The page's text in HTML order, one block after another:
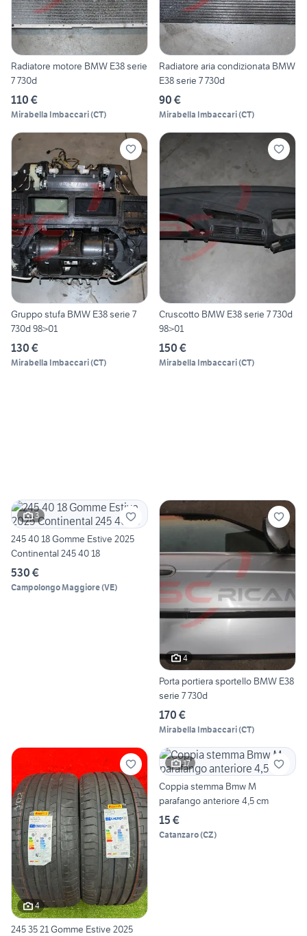
Radiatore motore BMW E38 serie
7 730d
110 €
Mirabella Imbaccari(CT)
Radiatore aria condizionata BMW
E38 serie 7 730d
90 €
Mirabella Imbaccari(CT)
Gruppo stufa BMW E38 serie 7
730d 98>01
130 €
Mirabella Imbaccari(CT)
Cruscotto BMW E38 serie 7 730d
98>01
150 €
Mirabella Imbaccari(CT)
3
245 40 18 Gomme Estive 2025
Continental 245 40 18
530 €
Campolongo Maggiore(VE)
4
Porta portiera sportello BMW E38
serie 7 730d
170 €
Mirabella Imbaccari(CT)
4
245 35 21 Gomme Estive 2025
17
Coppia stemma Bmw M
parafango anteriore 4,5 cm
15 €
Catanzaro(CZ)